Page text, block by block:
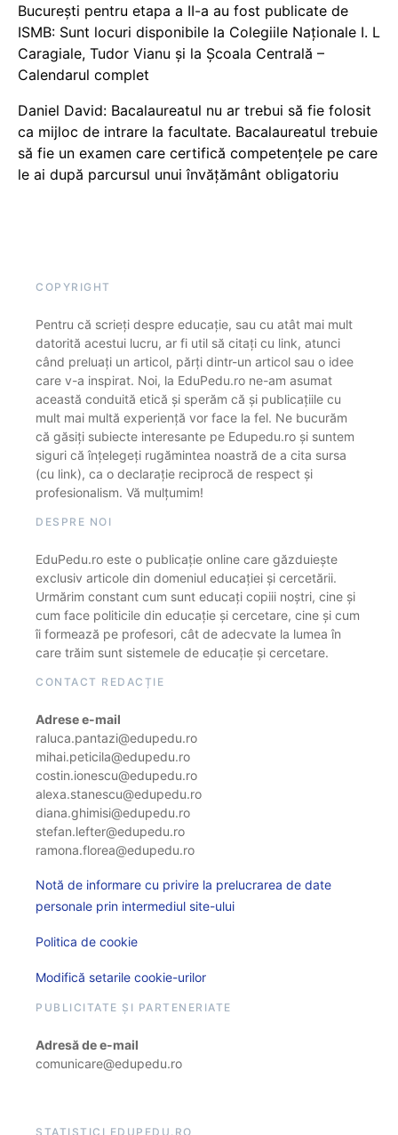
București pentru etapa a II-a au fost publicate de
ISMB: Sunt locuri disponibile la Colegiile Naționale I. L
Caragiale, Tudor Vianu și la Școala Centrală –
Calendarul complet
Daniel David: Bacalaureatul nu ar trebui să fie folosit
ca mijloc de intrare la facultate. Bacalaureatul trebuie
să fie un examen care certifică competențele pe care
le ai după parcursul unui învățământ obligatoriu
COPYRIGHT
Pentru că scrieți despre educație, sau cu atât mai mult
datorită acestui lucru, ar fi util să citați cu link, atunci
când preluați un articol, părți dintr-un articol sau o idee
care v-a inspirat. Noi, la EduPedu.ro ne-am asumat
această conduită etică și sperăm că și publicațiile cu
mult mai multă experiență vor face la fel. Ne bucurăm
că găsiți subiecte interesante pe Edupedu.ro și suntem
siguri că înțelegeți rugămintea noastră de a cita sursa
(cu link), ca o declarație reciprocă de respect și
profesionalism. Vă mulțumim!
DESPRE NOI
EduPedu.ro este o publicație online care găzduiește
exclusiv articole din domeniul educației și cercetării.
Urmărim constant cum sunt educați copiii noștri, cine și
cum face politicile din educație și cercetare, cine și cum
îi formează pe profesori, cât de adecvate la lumea în
care trăim sunt sistemele de educație și cercetare.
CONTACT REDACȚIE
Adrese e-mail
raluca.pantazi@edupedu.ro
mihai.peticila@edupedu.ro
costin.ionescu@edupedu.ro
alexa.stanescu@edupedu.ro
diana.ghimisi@edupedu.ro
stefan.lefter@edupedu.ro
ramona.florea@edupedu.ro
Notă de informare cu privire la prelucrarea de date
personale prin intermediul site-ului
Politica de cookie
Modifică setarile cookie-urilor
PUBLICITATE ȘI PARTENERIATE
Adresă de e-mail
comunicare@edupedu.ro
STATISTICI EDUPEDU.RO